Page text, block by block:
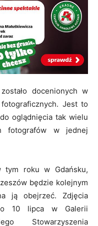
docenionych w
Jest to
oglądnięcia tak wielu
fotografów w jednej
tym roku w Gdańsku,
będzie kolejnym
ją obejrzeć. Zdjęcia
10 lipca w Galerii
Stowarzyszenia